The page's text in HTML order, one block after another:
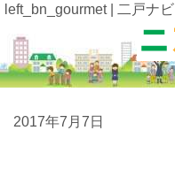
left_bn_gourmet | 二戸ナビ
2017年7月7日